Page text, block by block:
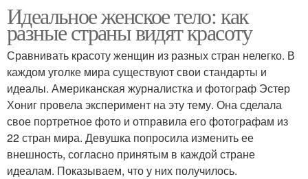
Идеальное женское тело: как
разные страны видят красоту
Сравнивать красоту женщин из разных стран нелегко. В
каждом уголке мира существуют свои стандарты и
идеалы. Американская журналистка и фотограф Эстер
Хониг провела эксперимент на эту тему. Она сделала
свое портретное фото и отправила его фотографам из
22 стран мира. Девушка попросила изменить ее
внешность, согласно принятым в каждой стране
идеалам. Показываем, что у них получилось.